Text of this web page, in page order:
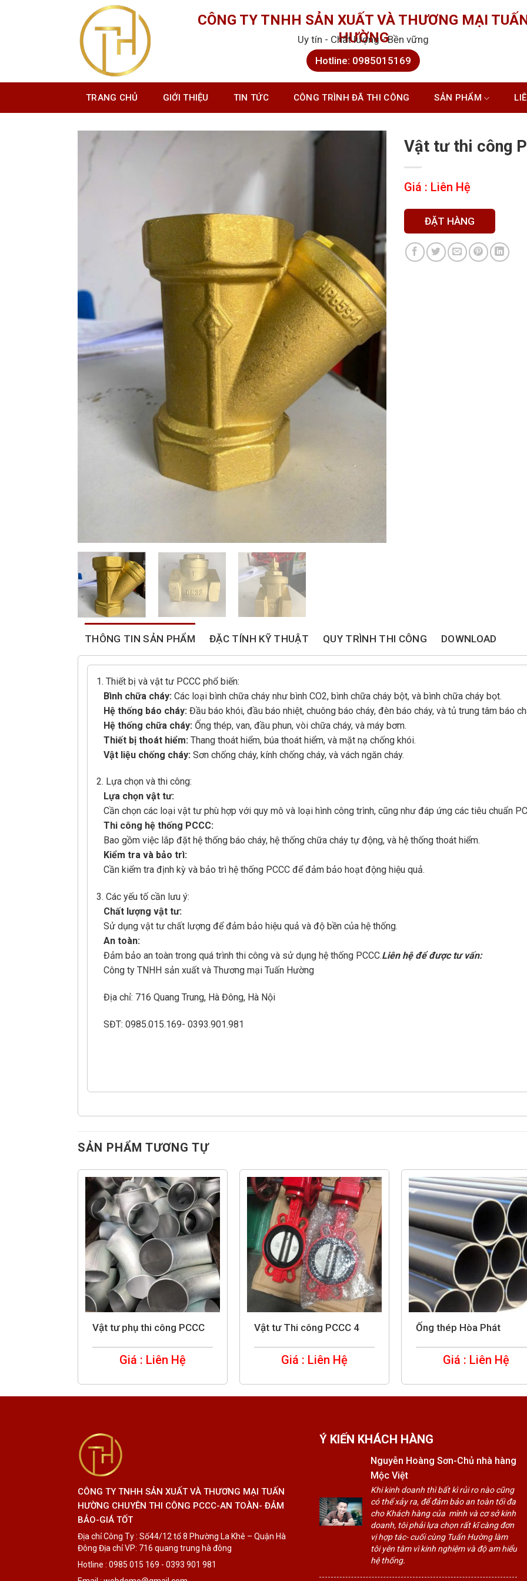
CÔNG TY TNHH SẢN XUẤT VÀ THƯƠNG MẠI
HƯỜNG
Uy tín - Chất lượng - Bền vững
Hotline: 0985015169
TRANG CHỦ GIỚI THIỆU TIN TỨC CÔNG TRÌNH ĐÃ THI CÔNG SẢN PHẨM
Vật tư thi công
Giá : Liên Hệ
ĐẶT HÀNG
THÔNG TIN SẢN PHẨM ĐẶC TÍNH KỸ THUẬT QUY TRÌNH THI CÔNG DOWNLOAD
1. Thiết bị và vật tư PCCC phổ biến:
Bình chữa cháy: Các loại bình chữa cháy như bình CO2, bình chữa cháy bột, và bình chữa cháy bọt.
Hệ thống báo cháy: Đầu báo khói, đầu báo nhiệt, chuông báo cháy, đèn báo cháy, và tủ trung tâm báo
Hệ thống chữa cháy: Ống thép, van, đầu phun, vòi chữa cháy, và máy bơm.
Thiết bị thoát hiểm: Thang thoát hiểm, búa thoát hiểm, và mặt nạ chống khói.
Vật liệu chống cháy: Sơn chống cháy, kính chống cháy, và vách ngăn cháy.
2. Lựa chọn và thi công:
Lựa chọn vật tư:
Cần chọn các loại vật tư phù hợp với quy mô và loại hình công trình, cũng như đáp ứng các tiêu chuẩn
Thi công hệ thống PCCC:
Bao gồm việc lắp đặt hệ thống báo cháy, hệ thống chữa cháy tự động, và hệ thống thoát hiểm.
Kiểm tra và bảo trì:
Cần kiểm tra định kỳ và bảo trì hệ thống PCCC để đảm bảo hoạt động hiệu quả.
3. Các yếu tố cần lưu ý:
Chất lượng vật tư:
Sử dụng vật tư chất lượng để đảm bảo hiệu quả và độ bền của hệ thống.
An toàn:
Đảm bảo an toàn trong quá trình thi công và sử dụng hệ thống PCCC.Liên hệ để được tư vấn:
Công ty TNHH sản xuất và Thương mại Tuấn Hường
Địa chỉ: 716 Quang Trung, Hà Đông, Hà Nội
SĐT: 0985.015.169- 0393.901.981
SẢN PHẨM TƯƠNG TỰ
Vật tư phụ thi công PCCC
Giá : Liên Hệ
Vật tư Thi công PCCC 4
Giá : Liên Hệ
Ống thép Hòa Phát
Giá : Liên Hệ
CÔNG TY TNHH SẢN XUẤT VÀ THƯƠNG MẠI TUẤN
HƯỜNG CHUYÊN THI CÔNG PCCC-AN TOÀN- ĐẢM
BẢO-GIÁ TỐT
Địa chỉ Công Ty : Số44/12 tổ 8 Phường La Khê – Quận Hà
Đông Địa chỉ VP: 716 quang trung hà đông
Hotline : 0985 015 169 - 0393 901 981
Ý KIẾN KHÁCH HÀNG
Nguyễn Hoàng Sơn-Chủ nhà hàng
Mộc Việt
Khi kinh doanh thì bất kì rủi ro nào cũng
có thể xảy ra, để đảm bảo an toàn tối đa
cho Khách hàng của mình và cơ sở kinh
doanh, tôi phải lựa chọn rất kĩ càng đơn
vị hợp tác- cuối cùng Tuấn Hường làm
tôi yên tâm vì kinh nghiệm và độ am hiểu
hệ thống.